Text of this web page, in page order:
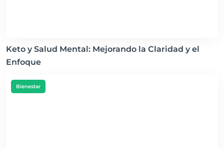
Keto y Salud Mental: Mejorando la Claridad y el
Enfoque
Bienestar